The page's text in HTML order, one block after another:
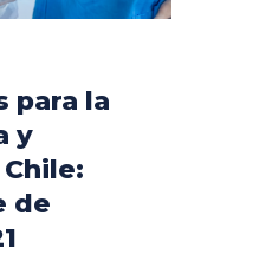
para la
y
de